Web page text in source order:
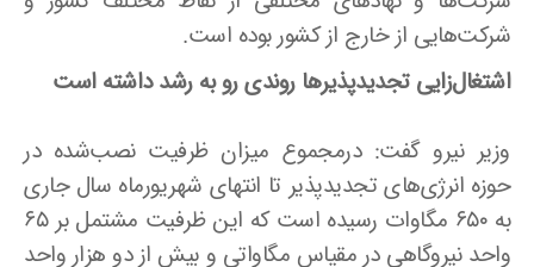
شرکت‌هایی از خارج از کشور بوده است.
اشتغال‌زایی تجدیدپذیرها روندی رو به رشد داشته است
وزیر نیرو گفت: درمجموع میزان ظرفیت نصب‌شده در
حوزه انرژی‌های تجدیدپذیر تا انتهای شهریورماه سال جاری
به ۶۵۰ مگاوات رسیده است که این ظرفیت مشتمل بر ۶۵
واحد نیروگاهی در مقیاس مگاواتی و بیش از دو هزار واحد